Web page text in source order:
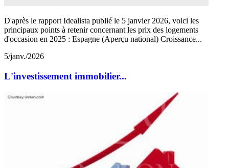
D'après le rapport Idealista publié le 5 janvier 2026, voici les
principaux points à retenir concernant les prix des logements
d'occasion en 2025 : Espagne (Aperçu national) Croissance...
5/janv./2026
L'investissement immobilier...